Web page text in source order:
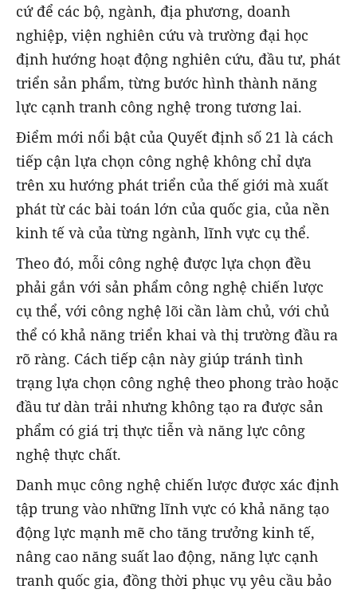
cứ để các bộ, ngành, địa phương, doanh
nghiệp, viện nghiên cứu và trường đại học
định hướng hoạt động nghiên cứu, đầu tư, phát
triển sản phẩm, từng bước hình thành năng
lực cạnh tranh công nghệ trong tương lai.
Điểm mới nổi bật của Quyết định số 21 là cách
tiếp cận lựa chọn công nghệ không chỉ dựa
trên xu hướng phát triển của thế giới mà xuất
phát từ các bài toán lớn của quốc gia, của nền
kinh tế và của từng ngành, lĩnh vực cụ thể.
Theo đó, mỗi công nghệ được lựa chọn đều
phải gắn với sản phẩm công nghệ chiến lược
cụ thể, với công nghệ lõi cần làm chủ, với chủ
thể có khả năng triển khai và thị trường đầu ra
rõ ràng. Cách tiếp cận này giúp tránh tình
trạng lựa chọn công nghệ theo phong trào hoặc
đầu tư dàn trải nhưng không tạo ra được sản
phẩm có giá trị thực tiễn và năng lực công
nghệ thực chất.
Danh mục công nghệ chiến lược được xác định
tập trung vào những lĩnh vực có khả năng tạo
động lực mạnh mẽ cho tăng trưởng kinh tế,
nâng cao năng suất lao động, năng lực cạnh
tranh quốc gia, đồng thời phục vụ yêu cầu bảo